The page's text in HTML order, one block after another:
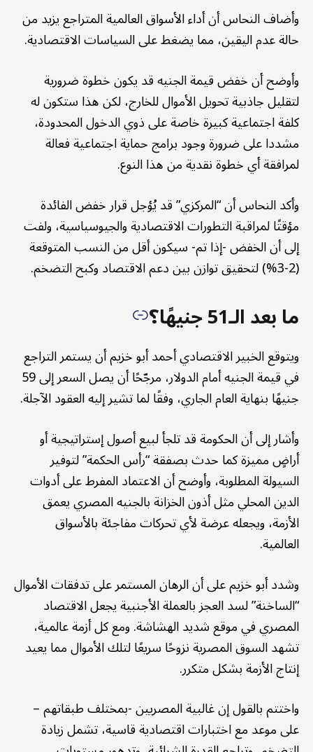
وأضاف النحاس أن أداء الأسواق العالمية المتراجع يزيد من
حالة عدم اليقين، مما يضغط على السياسات الاقتصادية.
وأوضح أن خفض قيمة الجنيه قد يكون خطوة ضرورية
لتقليل جاذبية تحويل الأموال للخارج، لكن هذا ستكون له
كلفة اجتماعية كبيرة خاصة على ذوي الدخول المحدودة،
مشددا على ضرورة وجود برامج حماية اجتماعية فعالة
لمرافقة أي خطوة نقدية من هذا النوع.
وأكد النحاس أن “المركزي” قد يُؤجل قرار خفض الفائدة
مؤقتًا لمراقبة التطورات الاقتصادية والجيوسياسية، ولفت
إلى أن الخفض -إذا تم- سيكون أقل من النسب المتوقعة
(2-3%) لتحقيق توازن بين دعم الاقتصاد وكبح التضخم.
ما بعد الـ51 جنيهًا؟
ويتوقع الخبير الاقتصادي أحمد أبو خزيم أن يستمر التراجع
في قيمة الجنيه أمام الدولار، مرجّحًا أن يصل السعر إلى 59
جنيهًا بنهاية العام الجاري، وفقًا لما تشير إليه العقود الآجلة.
وأشار إلى أن الحكومة قد تلجأ لبيع أصول إستراتيجية أو
أراضٍ مميزة كما حدث بصفقة “رأس الحكمة” لتوفير
السيولة المطلوبة، وأوضح أن الاعتماد المفرط على أدوات
الدين المحلي مثل أذون الخزانة بالجنيه المصري يعمق
الأزمة، ويجعله عرضة لأي تحركات مفاجئة بالأسواق
العالمية.
وشدد أبو خزيم على أن الرهان المستمر على تدفقات الأموال
“الساخنة” لسد العجز بالعملة الأجنبية يجعل الاقتصاد
المصري في موقع شديد الهشاشة. ومع كل أزمة عالمية،
تشهد السوق المصرية نزوحًا سريعًا لتلك الأموال مما يعيد
إنتاج الأزمة بشكل متكرر.
واختتم بالقول إن غالبية المصريين -بمختلف طبقاتهم –
على موعد مع اختبارات اقتصادية قاسية، تشمل زيادة